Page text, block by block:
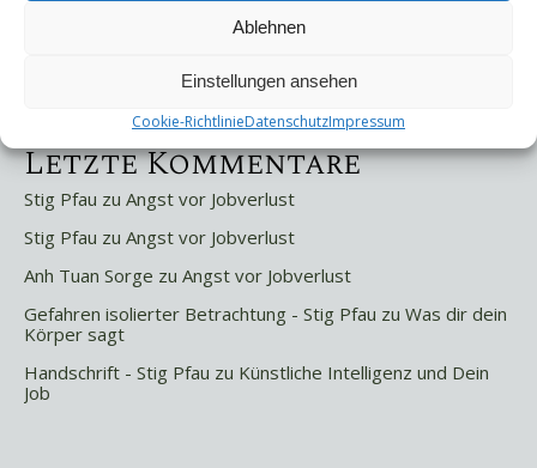
Ablehnen
Einstellungen ansehen
Cookie-RichtlinieDatenschutzImpressum
Letzte Kommentare
Stig Pfau zu Angst vor Jobverlust
Stig Pfau zu Angst vor Jobverlust
Anh Tuan Sorge zu Angst vor Jobverlust
Gefahren isolierter Betrachtung - Stig Pfau zu Was dir dein
Körper sagt
Handschrift - Stig Pfau zu Künstliche Intelligenz und Dein
Job